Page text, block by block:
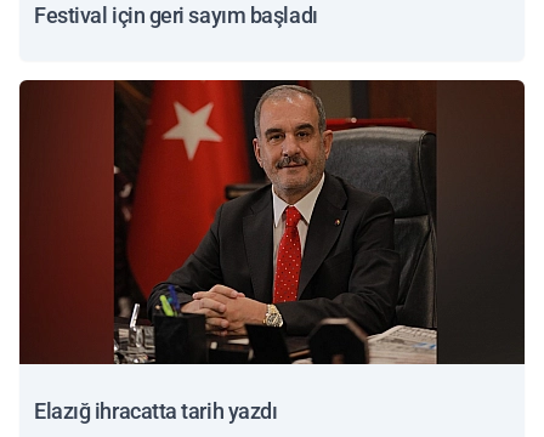
Festival için geri sayım başladı
Elazığ ihracatta tarih yazdı